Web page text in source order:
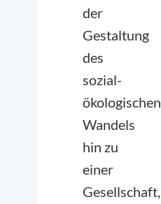
der
Gestaltung
des
sozial-
ökologischen
Wandels
hin zu
einer
Gesellschaft,